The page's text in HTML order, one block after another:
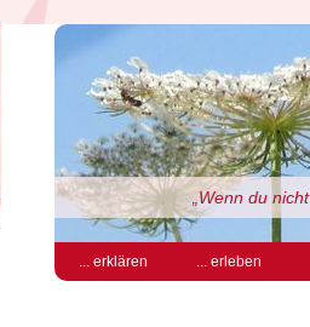
„Wenn du
... erklären ... erleben